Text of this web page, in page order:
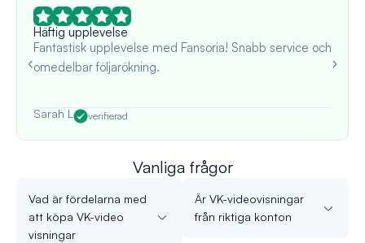
Häftig upplevelse
Fantastisk upplevelse med Fansoria! Snabb service och
omedelbar följarökning.
Sarah L verifierad
Vanliga frågor
Vad är fördelarna med
att köpa VK-video
visningar
Är VK-videovisningar
från riktiga konton